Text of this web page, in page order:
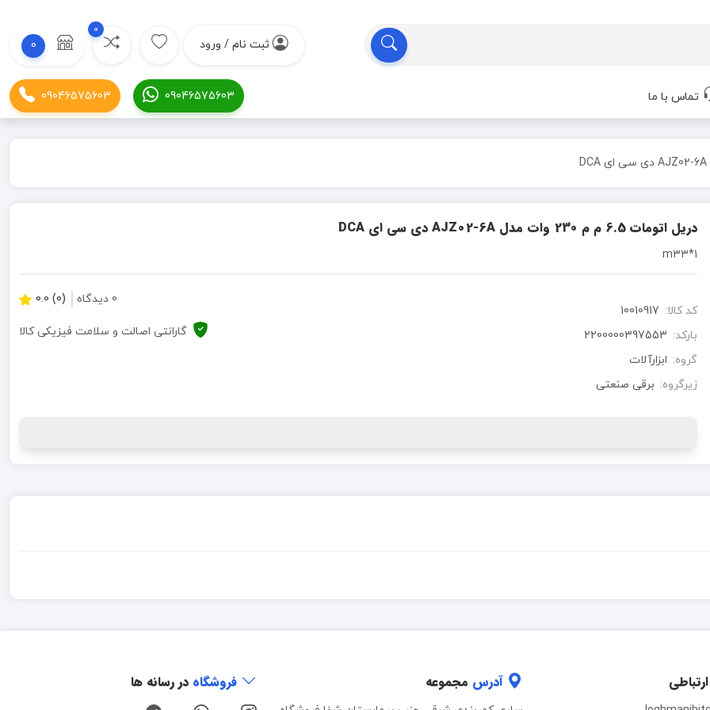
ثبت نام / ورود
0
0
تماس با ما 09046575603
09046575603
دریل اتومات 6.5 م م 230 وات مدل AJZ02-6A دی سی ای DCA
1*m33
کد کالا: 10010917
بارکد: 2200000397553
گروه: ابزارآلات
زیرگروه: برقی صنعتی
0 دیدگاه (0) 0.0
گارانتی اصالت و سلامت فیزیکی کالا
ارتباطی آدرس مجموعه فروشگاه در رسانه ها